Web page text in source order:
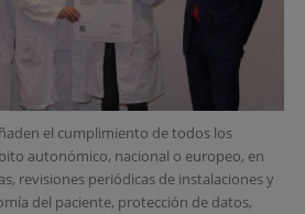
el cumplimiento de todos los
autonómico, nacional o europeo, en
revisiones periódicas de instalaciones y
del paciente, protección de datos,